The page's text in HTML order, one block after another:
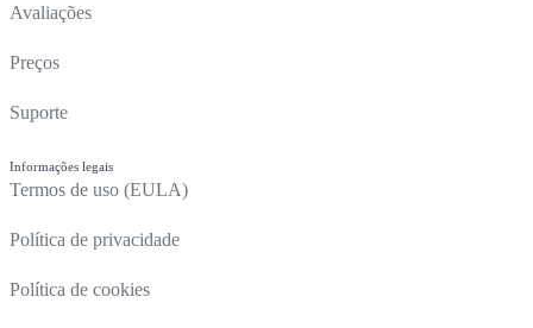
Avaliações
Preços
Suporte
Informações legais
Termos de uso (EULA)
Política de privacidade
Política de cookies